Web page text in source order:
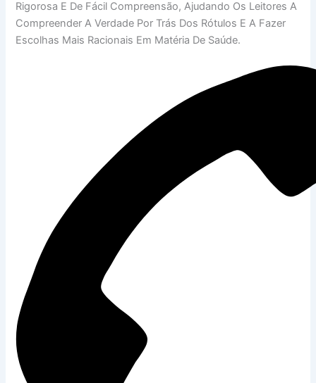
Rigorosa E De Fácil Compreensão, Ajudando Os Leitores A
Compreender A Verdade Por Trás Dos Rótulos E A Fazer
Escolhas Mais Racionais Em Matéria De Saúde.